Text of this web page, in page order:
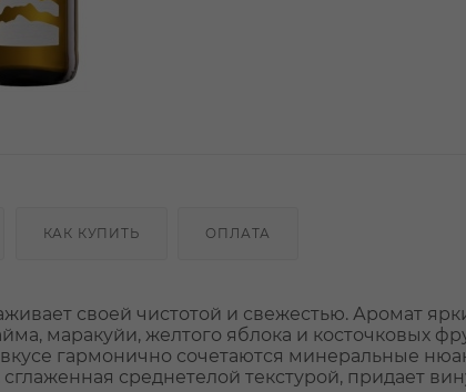
КАК КУПИТЬ ОПЛАТА
своей чистотой и свежестью. Аромат
маракуйи, желтого яблока и косточковых
гармонично сочетаются минеральные
среднетелой текстурой, придает